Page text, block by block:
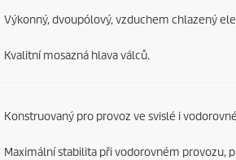
Výkonný, dvoupólový, vzduchem chlazený
Kvalitní mosazná hlava válců.
Konstruovaný pro provoz ve svislé i
Maximální stabilita při vodorovném provozu,